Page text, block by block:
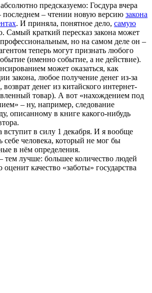
предсказуемо: Госдура вчера
последнем – чтении новую версию закона
. И приняла, понятное дело, самую
Самый краткий пересказ закона может
но на самом деле он –
теперь могут признать любого
(именно событие, а не действие).
может оказаться, как
закона, любое получение денег из-за
денег из китайского интернет-
товар). А вот «нахождением под
– ну, например, следование
описанному в книге какого-нибудь
вступит в силу 1 декабря. И я вообще
себе человека, который не мог бы
в нём определения.
лучше: большее количество людей
качество «заботы» государства